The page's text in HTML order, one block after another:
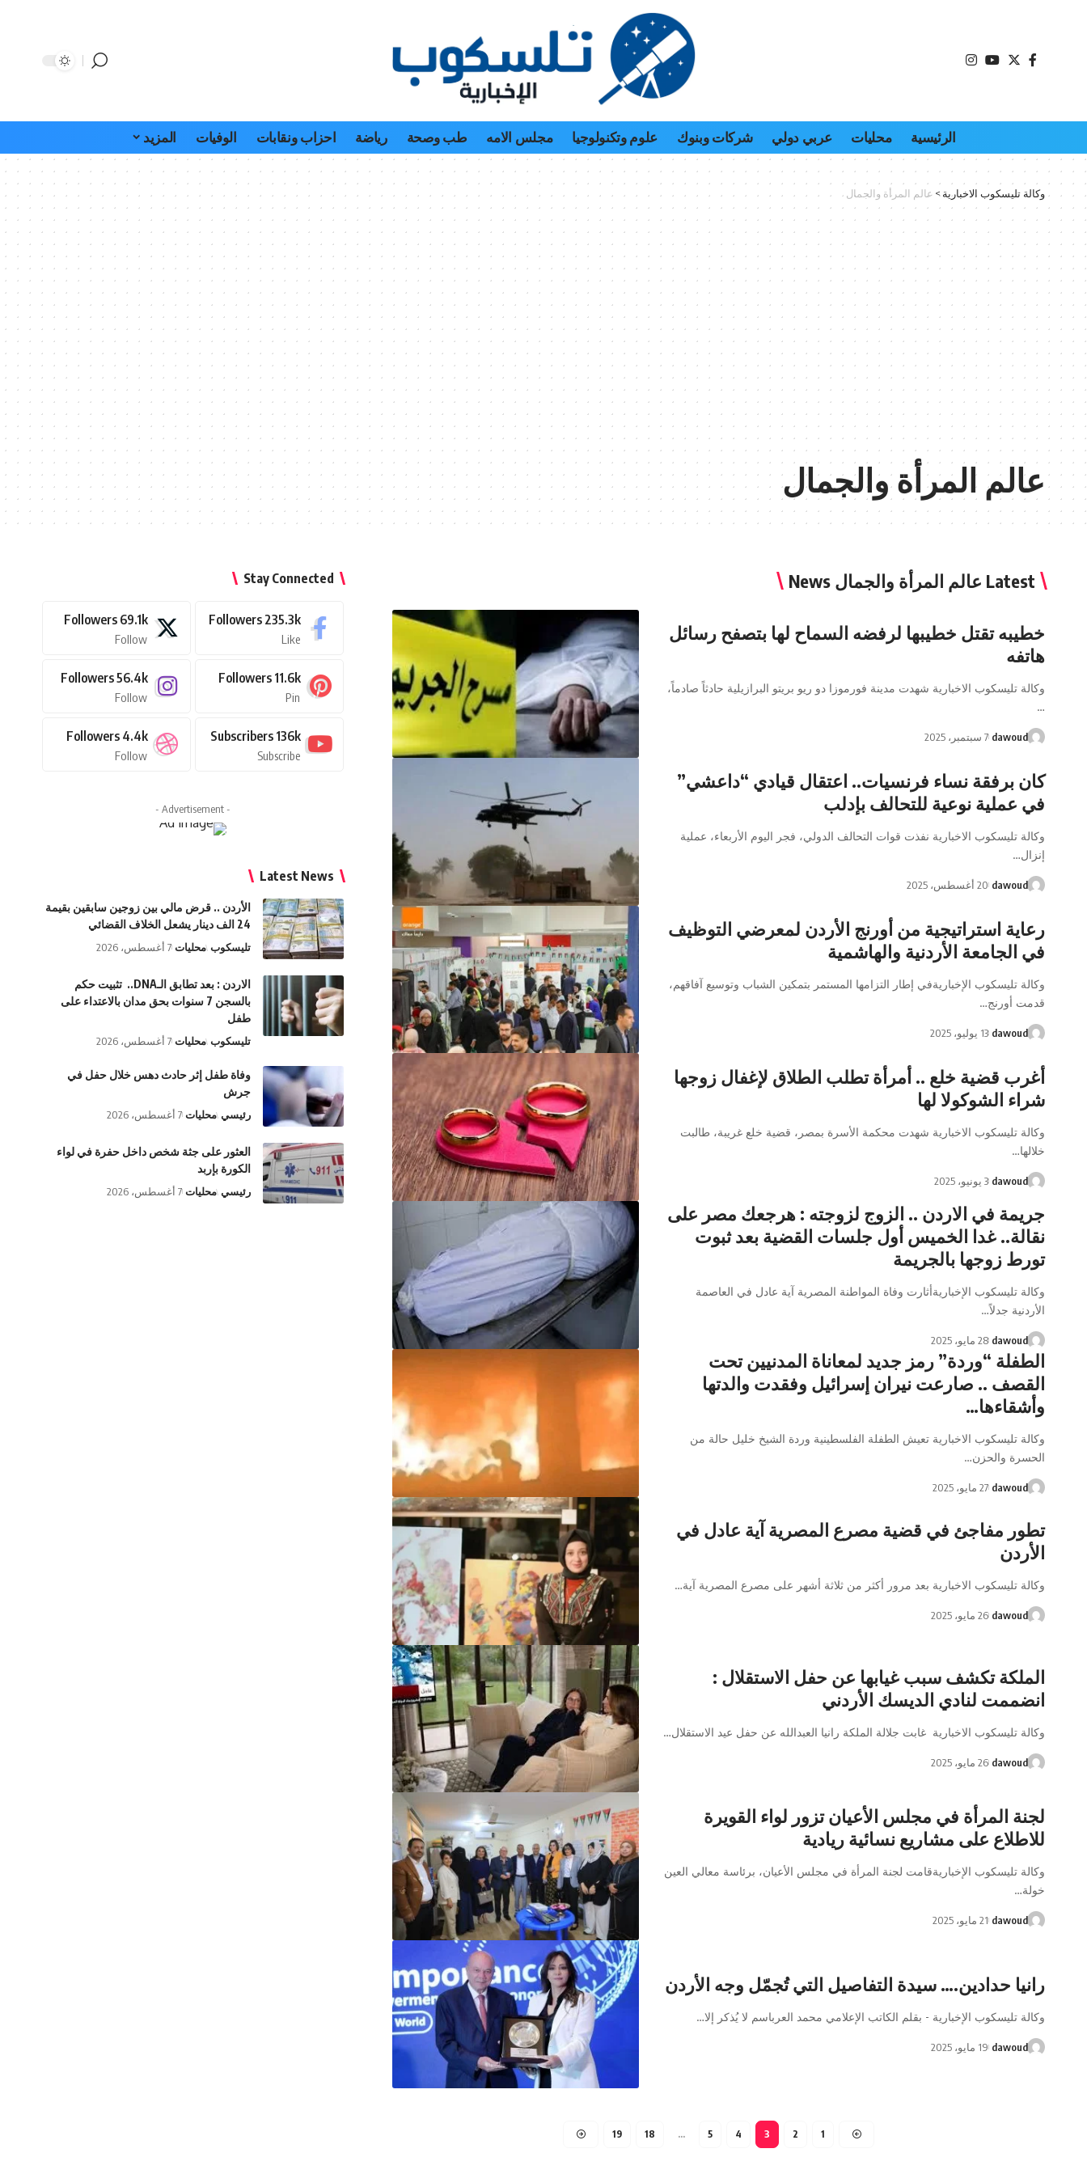
الرئيسية محليات عربي دولي شركات وبنوك علوم وتكنولوجيا مجلس الامه طب وصحة رياضة احزاب ونقابات الوفيات المزيد
وكالة تليسكوب الاخبارية> عالم المرأة والجمال
عالم المرأة والجمال
Latest عالم المرأة والجمال News
خطيبه تقتل خطيبها لرفضه السماح لها بتصفح رسائل
هاتفه
وكالة تليسكوب الاخبارية شهدت مدينة فورموزا دو ريو بريتو البرازيلية حادثاً صادماً،
…
dawoud 7 سبتمبر، 2025
كان برفقة نساء فرنسيات.. اعتقال قيادي “داعشي”
في عملية نوعية للتحالف بإدلب
وكالة تليسكوب الاخبارية نفذت قوات التحالف الدولي، فجر اليوم الأربعاء، عملية
إنزال…
dawoud 20 أغسطس، 2025
رعاية استراتيجية من أورنج الأردن لمعرضي التوظيف
في الجامعة الأردنية والهاشمية
وكالة تليسكوب الإخباريةفي إطار التزامها المستمر بتمكين الشباب وتوسيع آفاقهم،
قدمت أورنج…
dawoud 13 يوليو، 2025
أغرب قضية خلع .. أمرأة تطلب الطلاق لإغفال زوجها
شراء الشوكولا لها
وكالة تليسكوب الاخبارية شهدت محكمة الأسرة بمصر، قضية خلع غريبة، طالبت
خلالها…
dawoud 3 يونيو، 2025
جريمة في الاردن .. الزوج لزوجته : هرجعك مصر على
نقالة.. غدا الخميس أول جلسات القضية بعد ثبوت
تورط زوجها بالجريمة
وكالة تليسكوب الإخباريةأثارت وفاة المواطنة المصرية آية عادل في العاصمة
الأردنية جدلاً…
dawoud 28 مايو، 2025
الطفلة “وردة” رمز جديد لمعاناة المدنيين تحت
القصف .. صارعت نيران إسرائيل وفقدت والدتها
وأشقاءها…
وكالة تليسكوب الاخبارية تعيش الطفلة الفلسطينية وردة الشيخ خليل حالة من
الحسرة والحزن…
dawoud 27 مايو، 2025
تطور مفاجئ في قضية مصرع المصرية آية عادل في
الأردن
وكالة تليسكوب الاخبارية بعد مرور أكثر من ثلاثة أشهر على مصرع المصرية آية…
dawoud 26 مايو، 2025
الملكة تكشف سبب غيابها عن حفل الاستقلال :
انضممت لنادي الديسك الأردني
وكالة تليسكوب الاخبارية غابت جلالة الملكة رانيا العبدالله عن حفل عيد الاستقلال…
dawoud 26 مايو، 2025
لجنة المرأة في مجلس الأعيان تزور لواء القويرة
للاطلاع على مشاريع نسائية ريادية
وكالة تليسكوب الإخباريةقامت لجنة المرأة في مجلس الأعيان، برئاسة معالي العين
خولة…
dawoud 21 مايو، 2025
رانيا حدادين.… سيدة التفاصيل التي تُجمّل وجه الأردن
وكالة تليسكوب الإخبارية - بقلم الكاتب الإعلامي محمد العرباسم لا يُذكر إلا…
dawoud 19 مايو، 2025
1
2
3
4
5
…
18
19
Stay Connected
235.3k
Followers
Like
69.1k
Followers
Follow
11.6k
Followers
Pin
56.4k
Followers
Follow
136k
Subscribers
Subscribe
4.4k
Followers
Follow
- Advertisement -
Latest News
الأردن .. قرض مالي بين زوجين سابقين بقيمة
24 الف دينار يشعل الخلاف القضائي
تليسكوب محليات 7 أغسطس، 2026
الاردن : بعد تطابق الـDNA.. تثبيت حكم
بالسجن 7 سنوات بحق مدان بالاعتداء على
طفل
تليسكوب محليات 7 أغسطس، 2026
وفاة طفل إثر حادث دهس خلال حفل في
جرش
رئيسي محليات 7 أغسطس، 2026
العثور على جثة شخص داخل حفرة في لواء
الكورة بإربد
رئيسي محليات 7 أغسطس، 2026